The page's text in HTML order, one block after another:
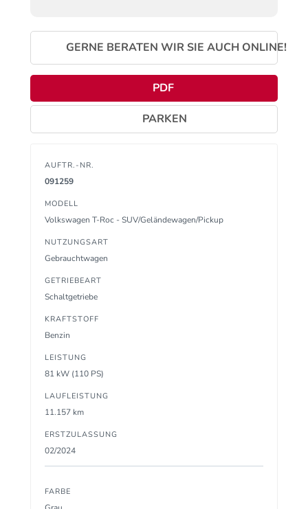
GERNE BERATEN WIR SIE AUCH ONLINE!
PDF
PARKEN
AUFTR.-NR.
091259
MODELL
Volkswagen T-Roc - SUV/Geländewagen/Pickup
NUTZUNGSART
Gebrauchtwagen
GETRIEBEART
Schaltgetriebe
KRAFTSTOFF
Benzin
LEISTUNG
81 kW (110 PS)
LAUFLEISTUNG
11.157 km
ERSTZULASSUNG
02/2024
FARBE